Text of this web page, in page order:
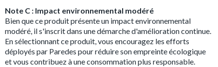
Note C : Impact environnemental modéré
Bien que ce produit présente un impact environnemental
modéré, il s'inscrit dans une démarche d'amélioration continue.
En sélectionnant ce produit, vous encouragez les efforts
déployés par Paredes pour réduire son empreinte écologique
et vous contribuez à une consommation plus responsable.